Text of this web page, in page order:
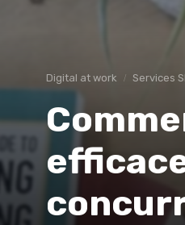
Digital at work Services